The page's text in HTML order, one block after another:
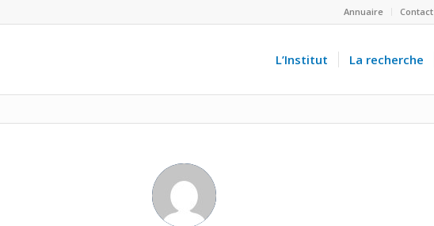
Annuaire Contact
L’Institut La recherche